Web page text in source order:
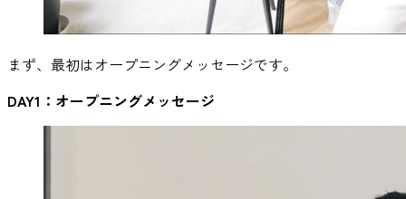
まず、最初はオープニングメッセージです。
DAY1：オープニングメッセージ